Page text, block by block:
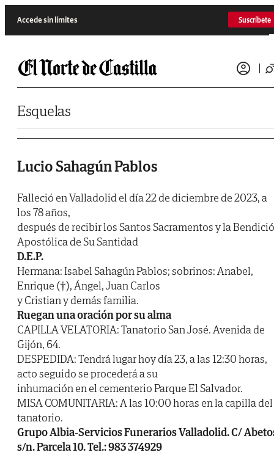
Accede sin límites Suscríbete
Esquelas
Lucio Sahagún Pablos
Falleció en Valladolid el día 22 de diciembre de 2023, a
los 78 años,
después de recibir los Santos Sacramentos y la
Apostólica de Su Santidad
D.E.P.
Hermana: Isabel Sahagún Pablos; sobrinos: Anabel,
Enrique (†), Ángel, Juan Carlos
y Cristian y demás familia.
Ruegan una oración por su alma
CAPILLA VELATORIA: Tanatorio San José. Avenida de
Gijón, 64.
DESPEDIDA: Tendrá lugar hoy día 23, a las 12:30 horas,
acto seguido se procederá a su
inhumación en el cementerio Parque El Salvador.
MISA COMUNITARIA: A las 10:00 horas en la capilla del
tanatorio.
Grupo Albia-Servicios Funerarios Valladolid. C/
s/n. Parcela 10. Tel.: 983 374929